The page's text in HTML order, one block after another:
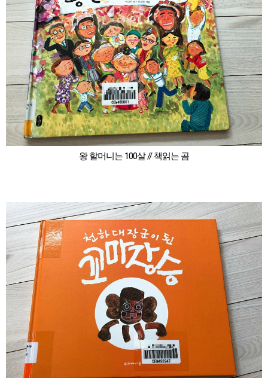
왕 할머니는 100살 // 책읽는 곰